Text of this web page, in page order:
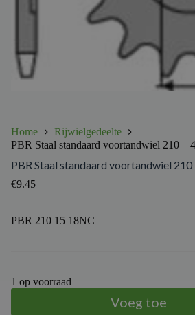
Home
Rijwielgedeelte
PBR Staal standaard voortandwiel 210 –
PBR Staal standaard voortandwiel 210
€9.45
PBR 210 15 18NC
1 op voorraad
Voeg toe